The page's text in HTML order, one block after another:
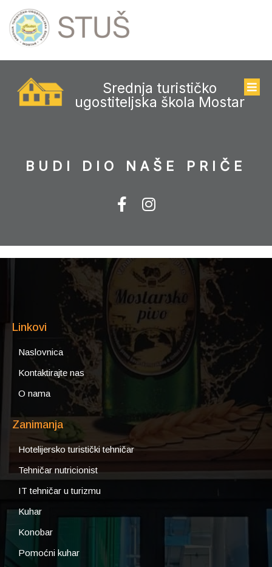
Srednja turističko
ugostiteljska škola Mostar
BUDI DIO NAŠE PRIČE
Linkovi
Naslovnica
Kontaktirajte nas
O nama
Zanimanja
Hotelijersko turistički tehničar
Tehničar nutricionist
IT tehničar u turizmu
Kuhar
Konobar
Pomoćni kuhar